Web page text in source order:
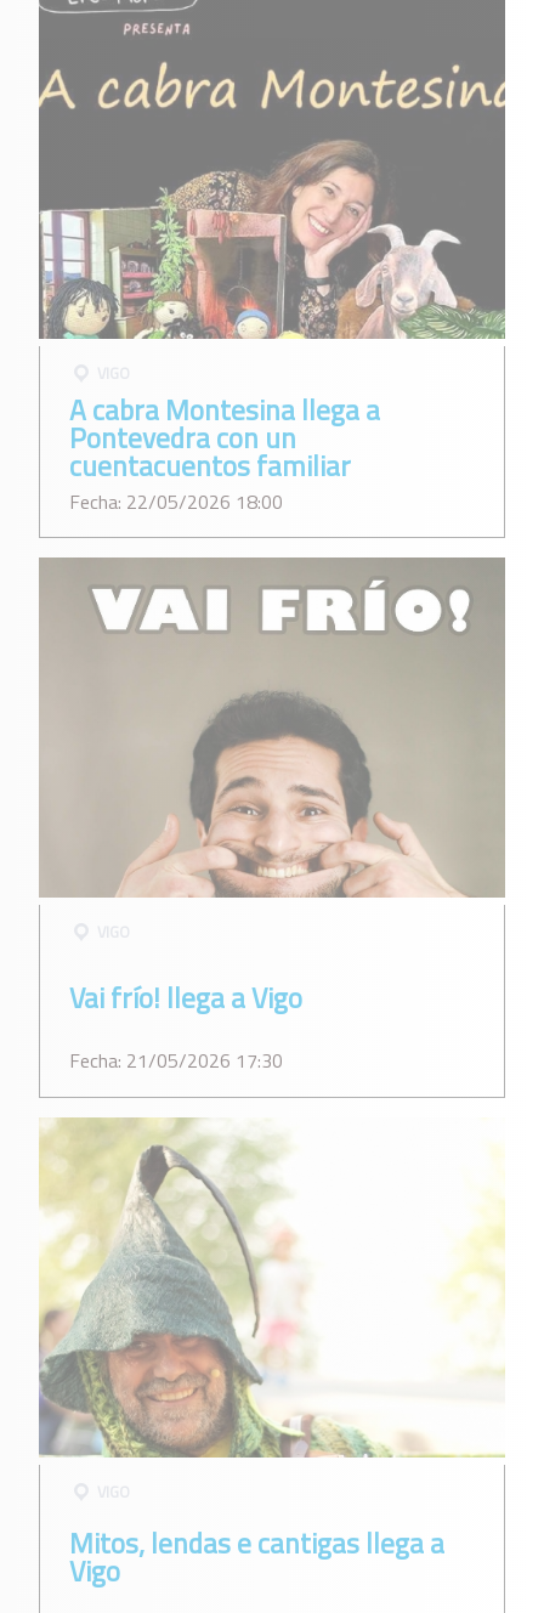
A cabra Montesina llega a
Pontevedra con un
cuentacuentos familiar
Fecha: 22/05/2026 18:00
Vai frío! llega a Vigo
Fecha: 21/05/2026 17:30
Mitos, lendas e cantigas llega a
Vigo